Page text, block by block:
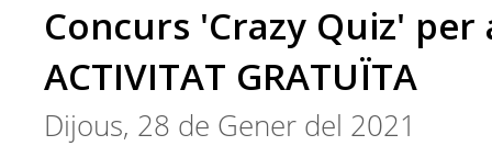
Concurs 'Crazy Quiz' per
ACTIVITAT GRATUÏTA
Dijous, 28 de Gener del 2021